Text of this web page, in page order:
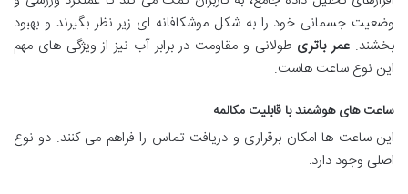
وضعیت جسمانی خود را به شکل موشکافانه ای زیر نظر بگیرند و بهبود
بخشند. عمر باتری طولانی و مقاومت در برابر آب نیز از ویژگی های مهم
این نوع ساعت هاست.
ساعت های هوشمند با قابلیت مکالمه
این ساعت ها امکان برقراری و دریافت تماس را فراهم می کنند. دو نوع
اصلی وجود دارد: